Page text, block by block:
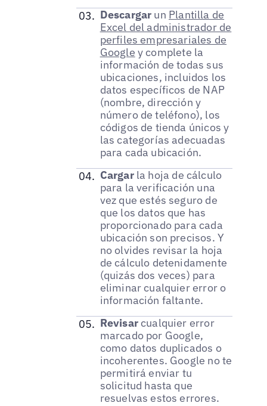
Descargar un Plantilla de
Excel del administrador de
perfiles empresariales de
Google y complete la
información de todas sus
ubicaciones, incluidos los
datos específicos de NAP
(nombre, dirección y
número de teléfono), los
códigos de tienda únicos y
las categorías adecuadas
para cada ubicación.
Cargarla hoja de cálculo
para la verificación una
vez que estés seguro de
que los datos que has
proporcionado para cada
ubicación son precisos. Y
no olvides revisar la hoja
de cálculo detenidamente
(quizás dos veces) para
eliminar cualquier error o
información faltante.
Revisarcualquier error
marcado por Google,
como datos duplicados o
incoherentes. Google no te
permitirá enviar tu
solicitud hasta que
resuelvas estos errores.